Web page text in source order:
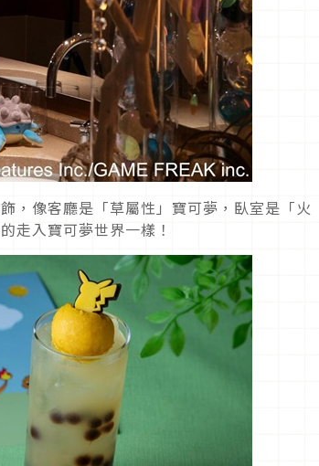
，像客廳是「草屬性」寶可夢，臥室是「火
走入寶可夢世界一樣！